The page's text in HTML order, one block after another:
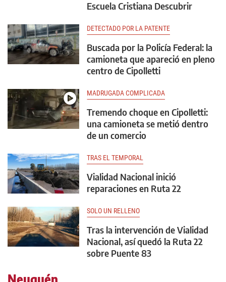
Escuela Cristiana Descubrir
DETECTADO POR LA PATENTE
Buscada por la Policía Federal: la
camioneta que apareció en pleno
centro de Cipolletti
MADRUGADA COMPLICADA
Tremendo choque en Cipolletti:
una camioneta se metió dentro
de un comercio
TRAS EL TEMPORAL
Vialidad Nacional inició
reparaciones en Ruta 22
SOLO UN RELLENO
Tras la intervención de Vialidad
Nacional, así quedó la Ruta 22
sobre Puente 83
Neuquén